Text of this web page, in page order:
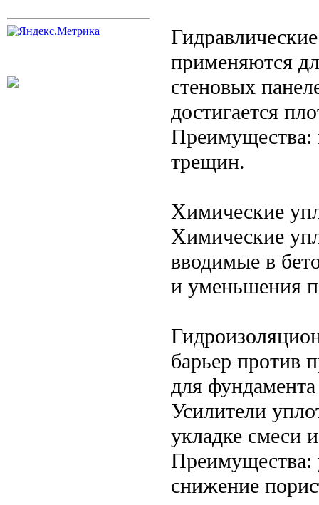
применяются
стеновых
достигается
Преимущества:
трещин.
Химические
Химические
вводимые в
и уменьшения
барьер против
для
Усилители
укладке смеси
Преимущества:
снижение